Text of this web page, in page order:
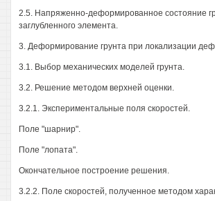
2.5. Напряженно-деформированное состояние
заглубленного элемента.
3. Деформирование грунта при локализации
3.1. Выбор механических моделей грунта.
3.2. Решение методом верхней оценки.
3.2.1. Экспериментальные поля скоростей.
Поле "шарнир".
Поле "лопата".
Окончательное построение решения.
3.2.2. Поле скоростей, полученное методом